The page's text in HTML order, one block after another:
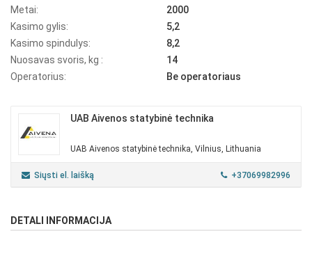
Metai:
2000
Kasimo gylis:
5,2
Kasimo spindulys:
8,2
Nuosavas svoris, kg :
14
Operatorius:
Be operatoriaus
UAB Aivenos statybinė technika
UAB Aivenos statybinė technika, Vilnius, Lithuania
Siųsti el. laišką +37069982996
DETALI INFORMACIJA